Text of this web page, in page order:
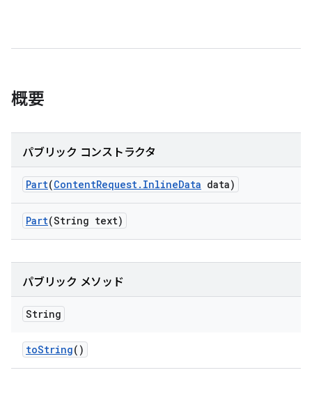
概要
パブリック コンストラクタ
Part(ContentRequest. InlineData data)
Part(String text)
パブリック メソッド
String
toString()